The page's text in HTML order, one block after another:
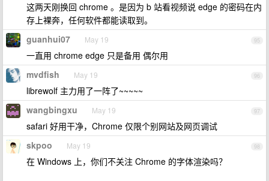
这两天刚换回 chrome 。是因为 b 站看视频说 edge 的密码在内
存上裸奔，任何软件都能读取到。
95
guanhui07 May 19
一直用 chrome edge 只是备用 偶尔用
96
mvdfish May 19
librewolf 主力用了一阵了~~~~~
97
wangbingxu May 19
safari 好用干净，Chrome 仅限个别网站及网页调试
98
skpoo May 19
在 Windows 上，你们不关注 Chrome 的字体渲染吗？